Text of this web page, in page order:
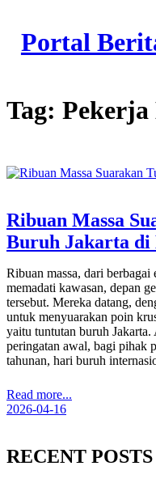
content
Portal
Tag:
Ribuan Massa
Buruh Jakarta di
Ribuan massa, dari
memadati kawasan, depan
tersebut. Mereka datang,
untuk menyuarakan poin
yaitu tuntutan buruh
peringatan awal, bagi pihak
tahunan, hari buruh
Read more...
2026-04-16
RECENT POSTS